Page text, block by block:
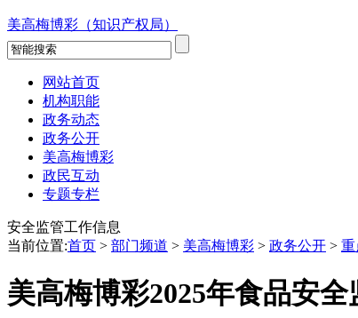
美高梅博彩（知识产权局）
网站首页
机构职能
政务动态
政务公开
美高梅博彩
政民互动
专题专栏
安全监管工作信息
当前位置:首页 > 部门频道 > 美高梅博彩 > 政务公开 > 重
美高梅博彩2025年食品安全